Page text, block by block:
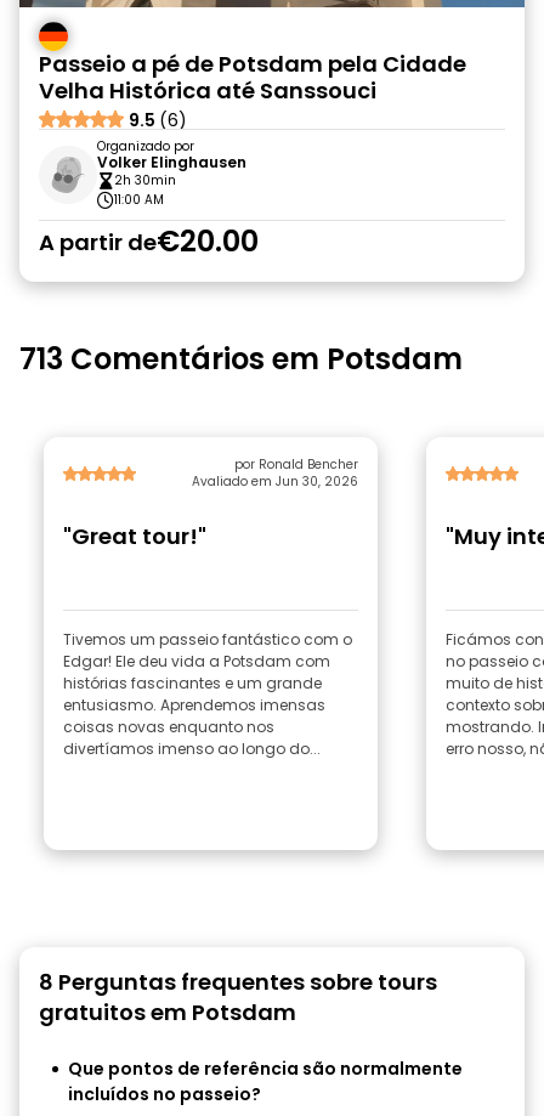
Passeio a pé de Potsdam pela Cidade
Velha Histórica até Sanssouci
9.5 (6)
Organizado por
Volker Elinghausen
2h 30min
11:00 AM
A partir de€20.00
713 Comentários em Potsdam
por Ronald Bencher
Avaliado em Jun 30, 2026
"Great tour!"
Tivemos um passeio fantástico com o
Edgar! Ele deu vida a Potsdam com
histórias fascinantes e um grande
entusiasmo. Aprendemos imensas
coisas novas enquanto nos
divertíamos imenso ao longo do...
"Muy
Ficámos
no passeio
muito de
contexto
mostrando.
erro nosso,
8 Perguntas frequentes sobre tours
gratuitos em Potsdam
Que pontos de referência são normalmente
incluídos no passeio?